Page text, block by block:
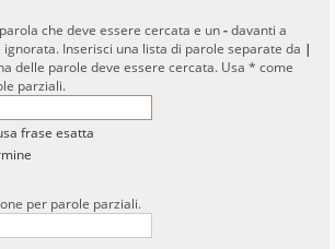
che deve essere cercata e un-davanti a
Inserisci una lista di parole separate da |
delle parole deve essere cercata. Usa * come
parziali.
frase esatta
per parole parziali.